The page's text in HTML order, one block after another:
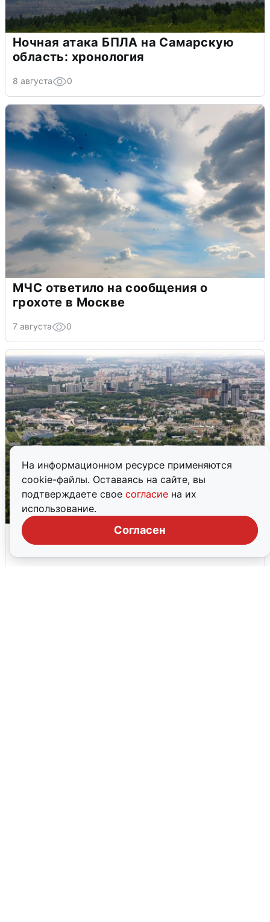
На информационном ресурсе применяются
cookie-файлы. Оставаясь на сайте, вы
подтверждаете свое согласие на их
использование.
Согласен
Ночная атака БПЛА на Самарскую
область: хронология
8 августа 0
МЧС ответило на сообщения о
грохоте в Москве
7 августа 0
Москвичи услышали грохот, похожий
на взрыв